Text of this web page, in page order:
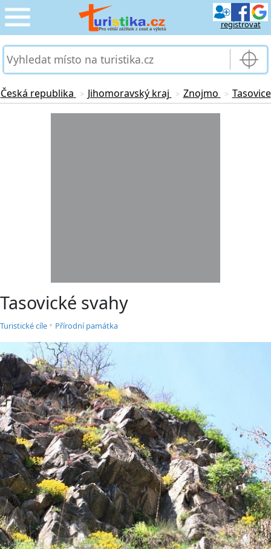
registrovat
CESTOVÁNÍ
PRO TURISTY
Česká republika > Jihomoravský kraj > Znojmo > Tasovice
Tasovické svahy
Turistické cíle • Přírodní památka